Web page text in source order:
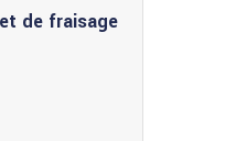
de fraisage